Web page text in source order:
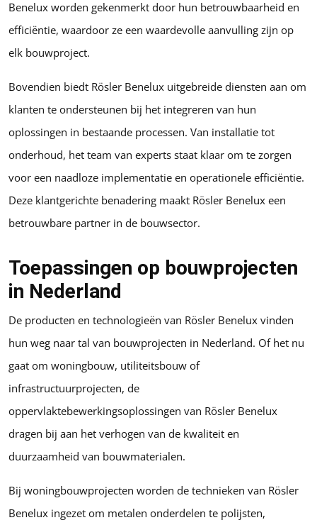
Benelux worden gekenmerkt door hun betrouwbaarheid en
efficiëntie, waardoor ze een waardevolle aanvulling zijn op
elk bouwproject.
Bovendien biedt Rösler Benelux uitgebreide diensten aan om
klanten te ondersteunen bij het integreren van hun
oplossingen in bestaande processen. Van installatie tot
onderhoud, het team van experts staat klaar om te zorgen
voor een naadloze implementatie en operationele efficiëntie.
Deze klantgerichte benadering maakt Rösler Benelux een
betrouwbare partner in de bouwsector.
Toepassingen op bouwprojecten
in Nederland
De producten en technologieën van Rösler Benelux vinden
hun weg naar tal van bouwprojecten in Nederland. Of het nu
gaat om woningbouw, utiliteitsbouw of
infrastructuurprojecten, de
oppervlaktebewerkingsoplossingen van Rösler Benelux
dragen bij aan het verhogen van de kwaliteit en
duurzaamheid van bouwmaterialen.
Bij woningbouwprojecten worden de technieken van Rösler
Benelux ingezet om metalen onderdelen te polijsten,